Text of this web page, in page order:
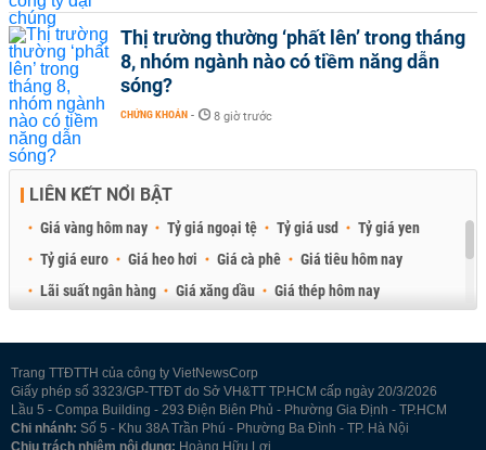
Thị trường thường ‘phất lên’ trong tháng
8, nhóm ngành nào có tiềm năng dẫn
sóng?
CHỨNG KHOÁN - 8 giờ trước
LIÊN KẾT NỔI BẬT
Giá vàng hôm nay Tỷ giá ngoại tệ Tỷ giá usd
Tỷ giá yen
Tỷ giá euro
Giá heo hơi Giá cà phê
Giá tiêu hôm nay
Lãi suất ngân hàng
Giá xăng dầu
Giá thép hôm nay
Trang TTĐTTH của công ty VietNewsCorp
Giấy phép số 3323/GP-TTĐT do Sở VH&TT TP.HCM cấp ngày 20/3/2026
Lầu 5 - Compa Building - 293 Điện Biên Phủ - Phường Gia Định - TP.HCM
Chi nhánh: Số 5 - Khu 38A Trần Phú - Phường Ba Đình - TP. Hà Nội
Chịu trách nhiệm nội dung: Hoàng Hữu Lợi